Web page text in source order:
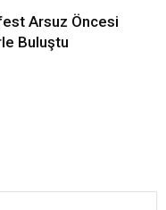
Arsuz Öncesi
Buluştu